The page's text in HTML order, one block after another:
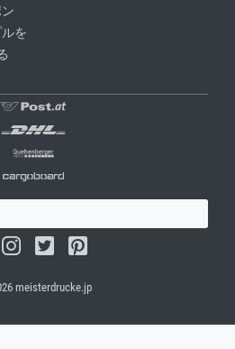
ルを
meisterdrucke.jp